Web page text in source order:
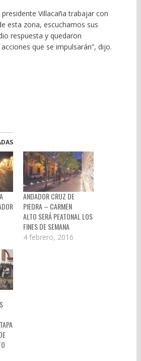
presidente Villacaña trabajar con
esta zona, escuchamos sus
respuesta y quedaron
que se impulsarán”, dijo.
ANDADOR CRUZ DE
PIEDRA – CARMEN
ALTO SERÁ PEATONAL LOS
FINES DE SEMANA
4 febrero, 2016